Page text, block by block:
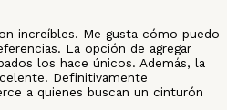
increíbles. Me gusta cómo puedo
La opción de agregar
los hace únicos. Además, la
Definitivamente
a quienes buscan un cinturón